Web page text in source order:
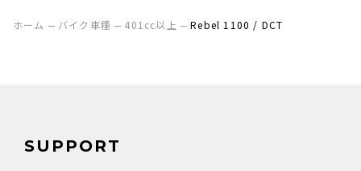
ホーム バイク車種 401cc以上 Rebel 1100 / DCT
SUPPORT